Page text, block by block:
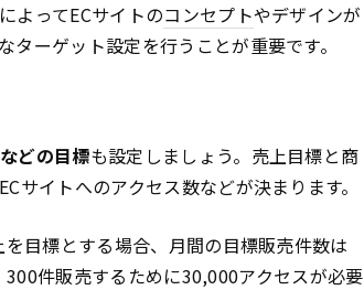
よってECサイトのコンセプトやデザインが
ターゲット設定を行うことが重要です。
どの目標も設定しましょう。売上目標と商
サイトへのアクセス数などが決まります。
目標とする場合、月間の目標販売件数は
件販売するために30,000アクセスが必要